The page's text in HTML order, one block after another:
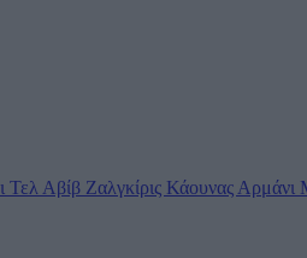
Τελ Αβίβ Ζαλγκίρις Κάουνας Αρμάνι